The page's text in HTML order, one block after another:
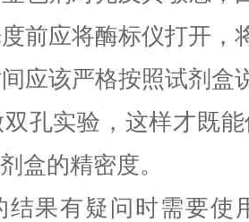
前应将酶标仪打开，
应该严格按照试剂盒
孔实验，这样才既
盒的精密度。
结果有疑问时需要使